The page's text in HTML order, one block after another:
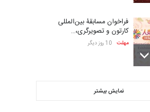
فراخوان مسابقۀ بین‌المللی
کارتون و تصویرگری،…
مهلت 10 روز دیگر
بیست و هشتمین مسابقه
بین‌المللی کارتون لهستا…
نمایش بیشتر